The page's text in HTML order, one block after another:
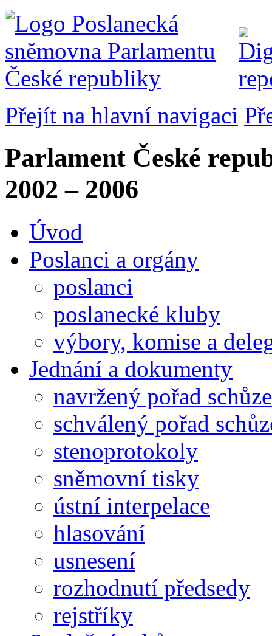
Přejít na hlavní navigaci
Parlament České
2002 – 2006
Úvod
Poslanci a orgány
poslanci
poslanecké kluby
výbory, komise a
Jednání a dokumenty
navržený pořad schůze
schválený pořad
stenoprotokoly
sněmovní tisky
ústní interpelace
hlasování
usnesení
rozhodnutí předsedy
rejstříky